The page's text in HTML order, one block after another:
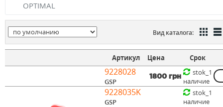
OPTIMAL
Вид каталога:
Артикул Цена Срок
9228028
GSP
1800 грн
stok_1
наличие
9228035K
GSP
stok_1
наличие